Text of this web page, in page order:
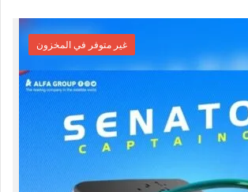
غير متوفر في المخزون